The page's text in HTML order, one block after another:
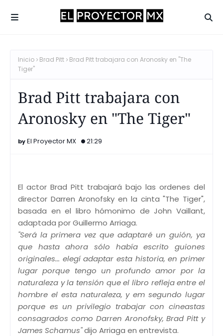
Inicio Brad Pitt
Brad Pitt trabajara con Aronosky en "The
Tiger"
Brad Pitt trabajara con
Aronosky en "The Tiger"
El Proyector MX 21:29
El actor Brad Pitt trabajará bajo las ordenes del
director Darren Aronofsky en la cinta "The Tiger",
basada en el libro hómonimo de John Vaillant,
adaptada por Guillermo Arriaga.
"Será la primera vez que adaptaré un guión, ya
que hasta ahora sólo había escrito guiones
originales... elegí adaptar esta historia, en primer
lugar porque tengo un profundo amor por la
naturaleza y la tensión que el libro refleja entre el
hombre el esta naturaleza, y em segundo lugar
porque es un privilegio trabajar con cineastas
consagrados como Darren Aronofsky, Brad Pitt y
James Schamus"dijo Arriaga en entrevista.